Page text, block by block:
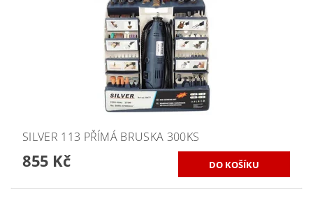
SILVER 113 PŘÍMÁ BRUSKA 300KS
855 Kč